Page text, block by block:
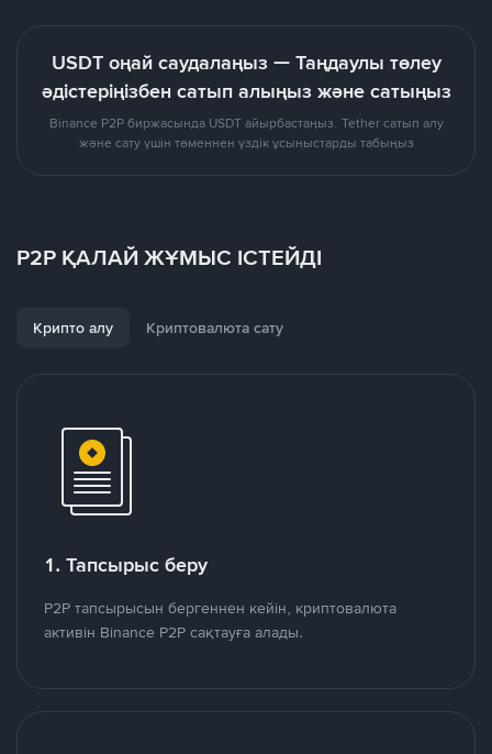
USDT оңай саудалаңыз — Таңдаулы төлеу
әдістеріңізбен сатып алыңыз және сатыңыз
Binance P2P биржасында USDT айырбастаңыз. Tether сатып алу
және сату үшін төменнен үздік ұсыныстарды табыңыз
P2P ҚАЛАЙ ЖҰМЫС ІСТЕЙДІ
Крипто алу Криптовалюта сату
1. Тапсырыс беру
P2P тапсырысын бергеннен кейін, криптовалюта
активін Binance P2P сақтауға алады.